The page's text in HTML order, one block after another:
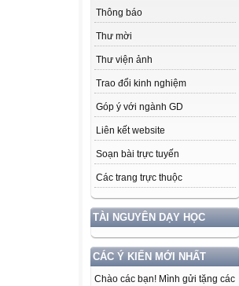
Thông báo
Thư mời
Thư viện ảnh
Trao đổi kinh nghiệm
Góp ý với ngành GD
Liên kết website
Soạn bài trực tuyến
Các trang trực thuộc
TÀI NGUYÊN DẠY HỌC
CÁC Ý KIẾN MỚI NHẤT
Chào các bạn! Mình gửi tặng các